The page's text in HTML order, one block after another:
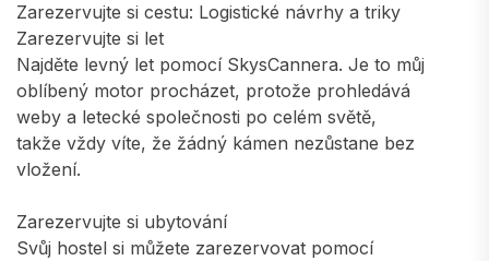
Zarezervujte si cestu: Logistické návrhy a triky
Zarezervujte si let
Najděte levný let pomocí SkysCannera. Je to můj
oblíbený motor procházet, protože prohledává
weby a letecké společnosti po celém světě,
takže vždy víte, že žádný kámen nezůstane bez
vložení.
Zarezervujte si ubytování
Svůj hostel si můžete zarezervovat pomocí